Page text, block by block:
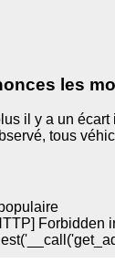
les
il y a un
tous
Forbidden